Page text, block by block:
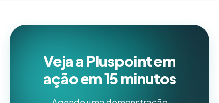
Veja a Pluspoint em
ação em 15 minutos